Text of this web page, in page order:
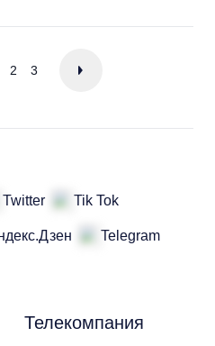
2 3
Телекомпания
Twitter Tik Tok
Telegram